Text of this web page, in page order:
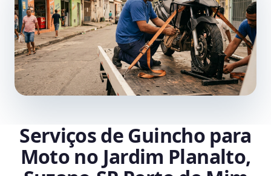
Serviços de Guincho para
Moto no Jardim Planalto,